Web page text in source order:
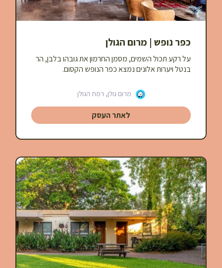
כפר נופש | מרום הגולן
על רקע תכול השמים, מסמן החרמון את גובהו בלבן, הר
בנטל ויערות אלונים נמצא כפר הנופש הקסום.
מרום גולן, רמת הגולן
לאתר העסק